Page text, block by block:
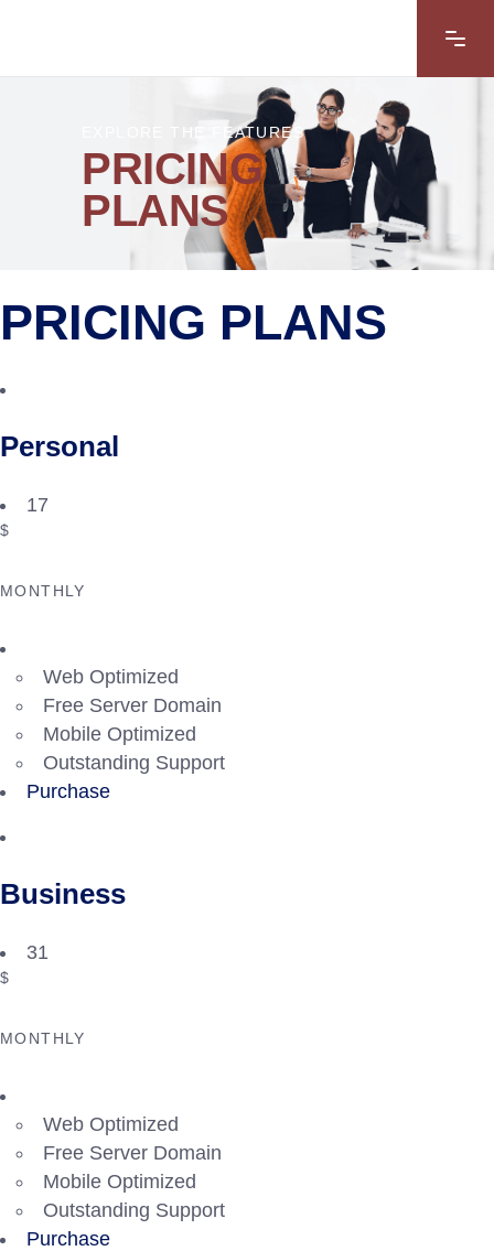
EXPLORE THE FEATURES
PRICING
PLANS
PRICING PLANS
Personal
17
$
MONTHLY
Web Optimized
Free Server Domain
Mobile Optimized
Outstanding Support
Purchase
Business
31
$
MONTHLY
Web Optimized
Free Server Domain
Mobile Optimized
Outstanding Support
Purchase